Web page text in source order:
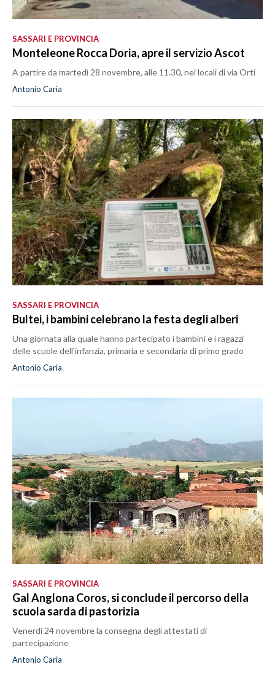
SASSARI E PROVINCIA
Monteleone Rocca Doria, apre il servizio Ascot
A partire da martedì 28 novembre, alle 11.30, nei locali di via Orti
Antonio Caria
SASSARI E PROVINCIA
Bultei, i bambini celebrano la festa degli alberi
Una giornata alla quale hanno partecipato i bambini e i ragazzi
delle scuole dell'infanzia, primaria e secondaria di primo grado
Antonio Caria
SASSARI E PROVINCIA
Gal Anglona Coros, si conclude il percorso della
scuola sarda di pastorizia
Venerdì 24 novembre la consegna degli attestati di
partecipazione
Antonio Caria